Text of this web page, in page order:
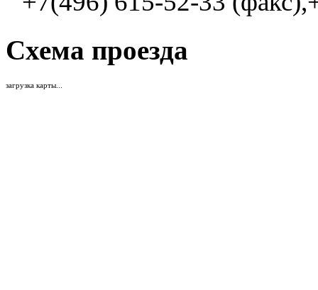
Схема проезда
загрузка карты...